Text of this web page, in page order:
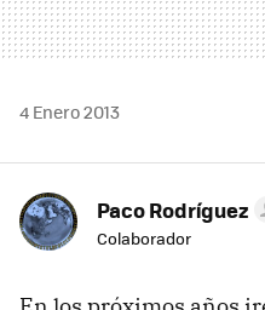
4 Enero 2013
Paco Rodríguez
Colaborador